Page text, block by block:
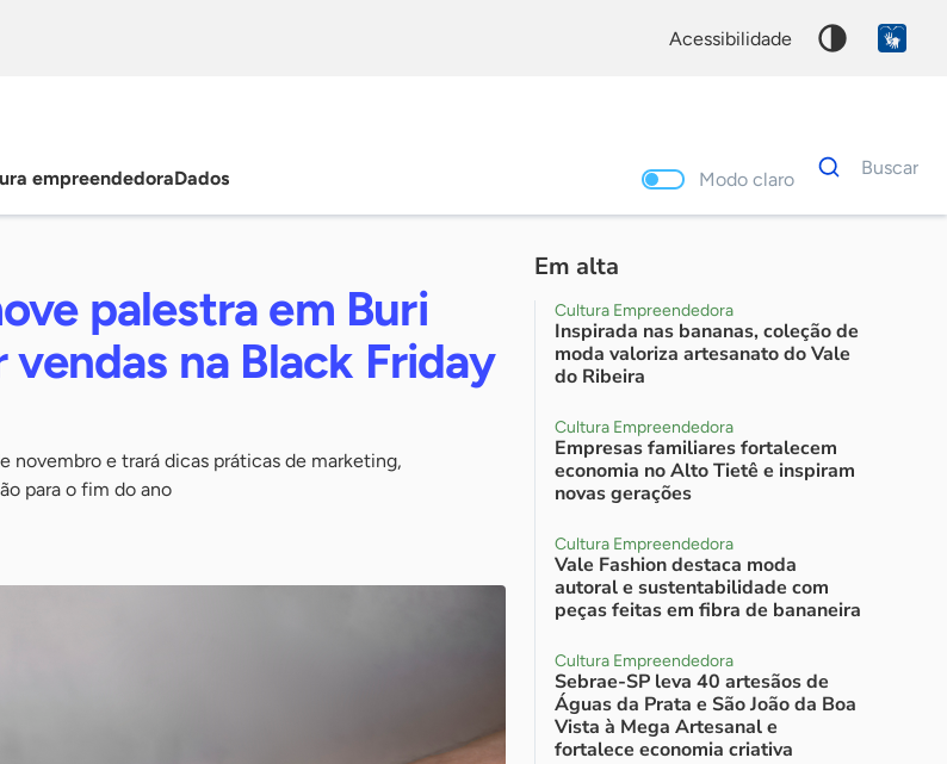
acessibilidade
empreendedoraDados Modo claro
Dados
para
Buscar
palestra em Buri
na Black Friday
novembro e trará dicas práticas de marketing,
para o fim do ano
Em alta
Cultura Empreendedora
Inspirada nas bananas, coleção de
moda valoriza artesanato do Vale
do Ribeira
Cultura Empreendedora
Empresas familiares fortalecem
economia no Alto Tietê e inspiram
novas gerações
Cultura Empreendedora
Vale Fashion destaca moda
autoral e sustentabilidade com
peças feitas em fibra de bananeira
Cultura Empreendedora
Sebrae-SP leva 40 artesãos de
Águas da Prata e São João da Boa
Vista à Mega Artesanal e
fortalece economia criativa